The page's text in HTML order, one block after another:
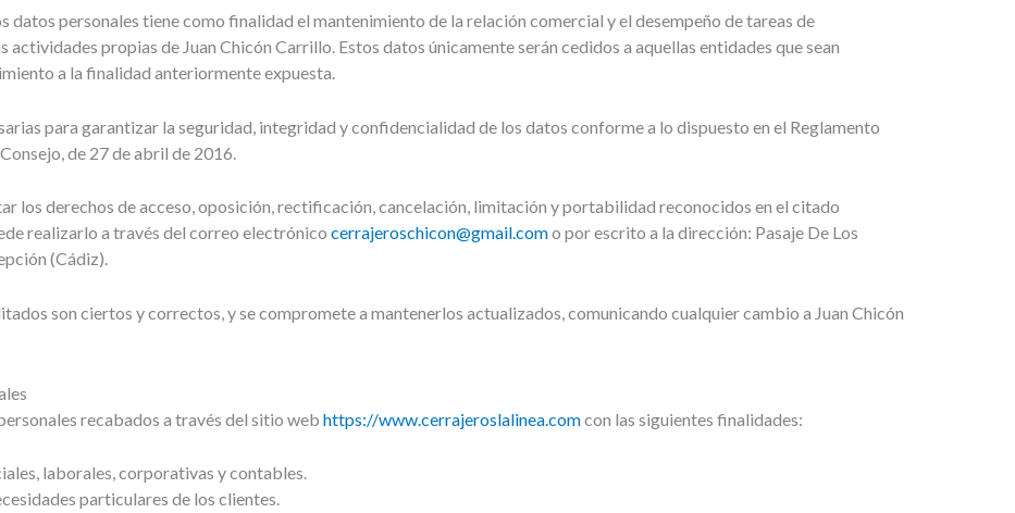
personales tiene como finalidad el mantenimiento de la relación comercial y el desempeño de tareas de
propias de Juan Chicón Carrillo. Estos datos únicamente serán cedidos a aquellas entidades que sean
a la finalidad anteriormente expuesta.
para garantizar la seguridad, integridad y confidencialidad de los datos conforme a lo dispuesto en el Reglamento
de 27 de abril de 2016.
los derechos de acceso, oposición, rectificación, cancelación, limitación y portabilidad reconocidos en el citado
realizarlo a través del correo electrónico cerrajeroschicon@gmail.como por escrito a la dirección: Pasaje De Los
(Cádiz).
son ciertos y correctos, y se compromete a mantenerlos actualizados, comunicando cualquier cambio a Juan Chicón
recabados a través del sitio web https://www.cerrajeroslalinea.comcon las siguientes finalidades:
laborales, corporativas y contables.
particulares de los clientes.